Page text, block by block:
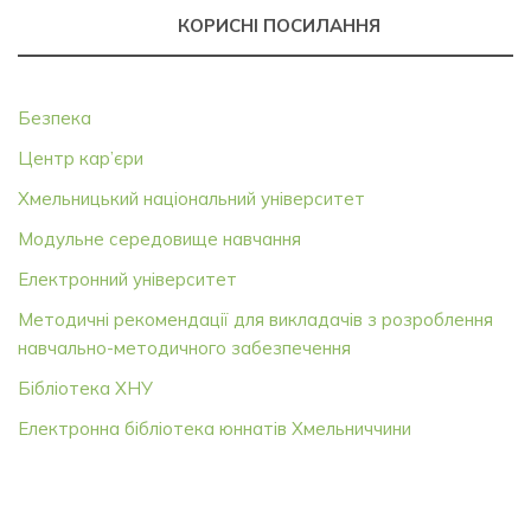
КОРИСНІ ПОСИЛАННЯ
Безпека
Центр кар’єри
Хмельницький національний університет
Модульне середовище навчання
Електронний університет
Методичні рекомендації для викладачів з розроблення
навчально-методичного забезпечення
Бібліотека ХНУ
Електронна бібліотека юннатів Хмельниччини